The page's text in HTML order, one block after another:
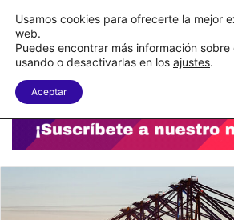
Menu
Usamos cookies para ofrecerte la mejor
web.
Puedes encontrar más información
usando o desactivarlas en los ajustes.
Aceptar